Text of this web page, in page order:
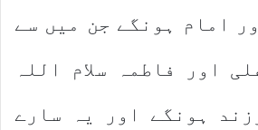
امام ہونگے جن میں سے
اور فاطمہ سلام اللہ
ہونگے اور یہ سارے